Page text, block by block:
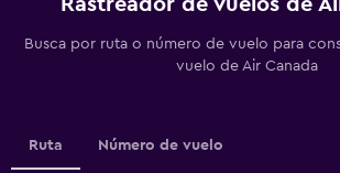
Rastreador de vuelos de
Busca por ruta o número de vuelo para
vuelo de Air Canada
Ruta Número de vuelo